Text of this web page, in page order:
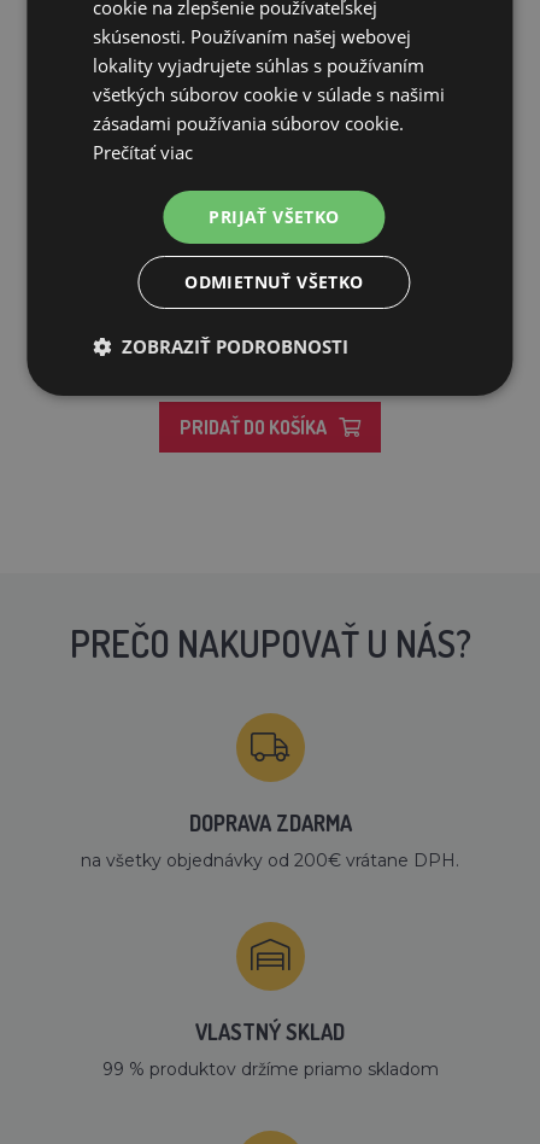
Voliéra pre vtákov - veľkosť M - masívne drevo, 89 x 67 x
17...
178,66€
PRIDAŤ DO KOŠÍKA
PREČO NAKUPOVAŤ U NÁS?
DOPRAVA ZDARMA
na všetky objednávky od 200€ vrátane DPH.
VLASTNÝ SKLAD
99 % produktov držíme priamo skladom
cookie na zlepšenie používateľskej
skúsenosti. Používaním našej webovej
lokality vyjadrujete súhlas s používaním
všetkých súborov cookie v súlade s našimi
zásadami používania súborov cookie.
Prečítať viac
PRIJAŤ VŠETKO
ODMIETNUŤ VŠETKO
ZOBRAZIŤ PODROBNOSTI